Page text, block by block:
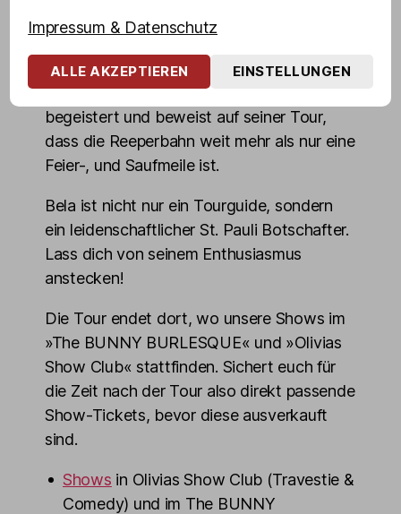
abseits ausgetretener Touristenpfade.
die Möglichkeiten, die wir hier auf nur
einem Quadratkilometer haben“, sagt Bela
begeistert und beweist auf seiner Tour,
dass die Reeperbahn weit mehr als nur eine
Feier-, und Saufmeile ist.
Bela ist nicht nur ein Tourguide, sondern
ein leidenschaftlicher St. Pauli Botschafter.
Lass dich von seinem Enthusiasmus
anstecken!
Die Tour endet dort, wo unsere Shows im
»The BUNNY BURLESQUE« und »Olivias
Show Club« stattfinden. Sichert euch für
die Zeit nach der Tour also direkt passende
Show-Tickets, bevor diese ausverkauft
sind.
Shows in Olivias Show Club (Travestie &
Comedy) und im The BUNNY
Impressum & Datenschutz
ALLE AKZEPTIEREN EINSTELLUNGEN